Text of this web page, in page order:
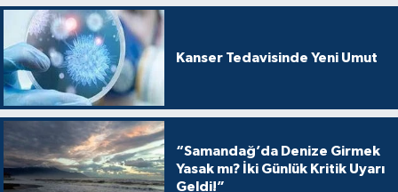
Kanser Tedavisinde Yeni Umut
“Samandağ’da Denize Girmek
Yasak mı? İki Günlük Kritik Uyarı
Geldi!”